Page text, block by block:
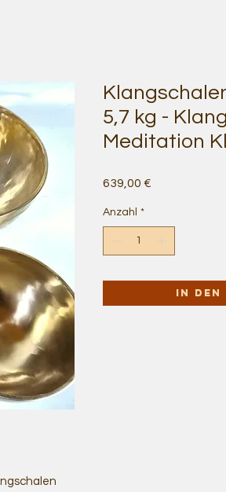
5,7 kg -
Meditation
639,00 €
Anzahl *
In den